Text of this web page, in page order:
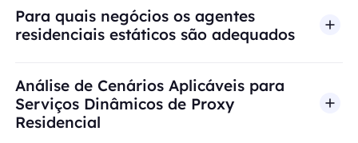
Para quais negócios os agentes
residenciais estáticos são adequados
Análise de Cenários Aplicáveis para
Serviços Dinâmicos de Proxy
Residencial